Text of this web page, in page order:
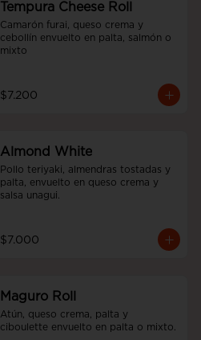
Tempura Cheese Roll
Camarón furai, queso crema y
cebollín envuelto en palta, salmón o
mixto
$7.200
Almond White
Pollo teriyaki, almendras tostadas y
palta, envuelto en queso crema y
salsa unagui.
$7.000
Maguro Roll
Atún, queso crema, palta y
ciboulette envuelto en palta o mixto.